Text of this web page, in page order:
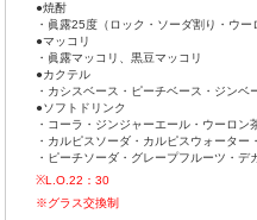
●焼酎
・眞露25度（ロック・ソーダ割り・ウー
●マッコリ
・眞露マッコリ、黒豆マッコリ
●カクテル
・カシスベース・ピーチベース・ジンベ
●ソフトドリンク
・コーラ・ジンジャーエール・ウーロン
・カルピスソーダ・カルピスウォーター
・ピーチソーダ・グレープフルーツ・デ
※L.O.22：30
※グラス交換制